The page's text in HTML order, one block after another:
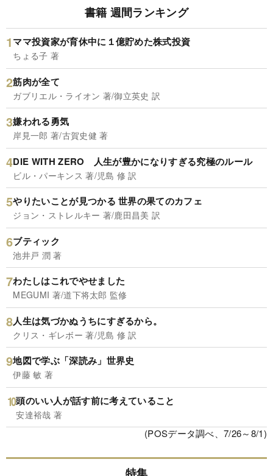
書籍 週間ランキング
ママ投資家が育休中に１億貯めた株式投資
ちょる子 著
筋肉が全て
ガブリエル・ライオン 著/御立英史 訳
嫌われる勇気
岸見一郎 著/古賀史健 著
DIE WITH ZERO 人生が豊かになりすぎる究極のルール
ビル・パーキンス 著/児島 修 訳
やりたいことが見つかる 世界の果てのカフェ
ジョン・ストレルキー 著/鹿田昌美 訳
ブティック
池井戸 潤 著
わたしはこれでやせました
MEGUMI 著/道下将太郎 監修
人生は気づかぬうちにすぎるから。
クリス・ギレボー 著/児島 修 訳
地図で学ぶ「深読み」世界史
伊藤 敏 著
頭のいい人が話す前に考えていること
安達裕哉 著
(POSデータ調べ、7/26～8/1)